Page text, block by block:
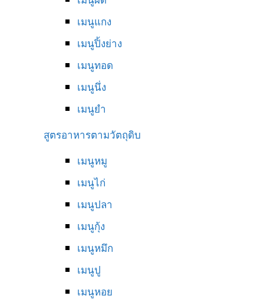
เมนูแกง
เมนูปิ้งย่าง
เมนูทอด
เมนูนึ่ง
เมนูยำ
สูตรอาหารตามวัตถุดิบ
เมนูหมู
เมนูไก่
เมนูปลา
เมนูกุ้ง
เมนูหมึก
เมนูปู
เมนูหอย